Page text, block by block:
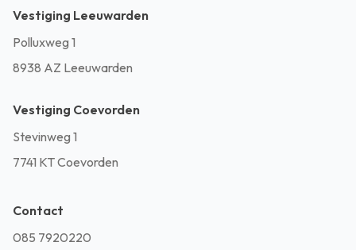
Vestiging Leeuwarden
Polluxweg 1
8938 AZ Leeuwarden
Vestiging Coevorden
Stevinweg 1
7741 KT Coevorden
Contact
085 7920220